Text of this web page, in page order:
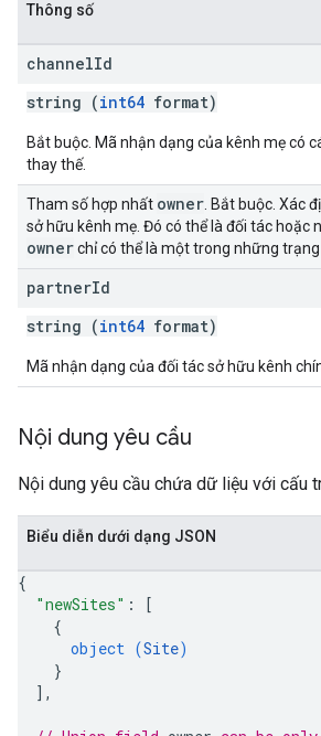
Thông số
channelId
string (int64 format)
Bắt buộc. Mã nhận dạng của kênh mẹ có
thay thế.
Tham số hợp nhất owner . Bắt buộc. Xác
sở hữu kênh mẹ. Đó có thể là đối tác hoặc
ownerchỉ có thể là một trong những
partnerId
string (int64 format)
Mã nhận dạng của đối tác sở hữu kênh
Nội dung yêu cầu
Nội dung yêu cầu chứa dữ liệu với cấu
Biểu diễn dưới dạng JSON
{
"newSites" :
[
{
object (Site)
}
] ,